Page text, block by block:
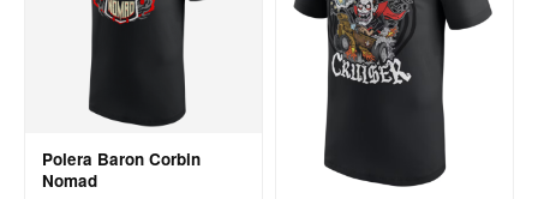
Polera Baron Corbin
Nomad